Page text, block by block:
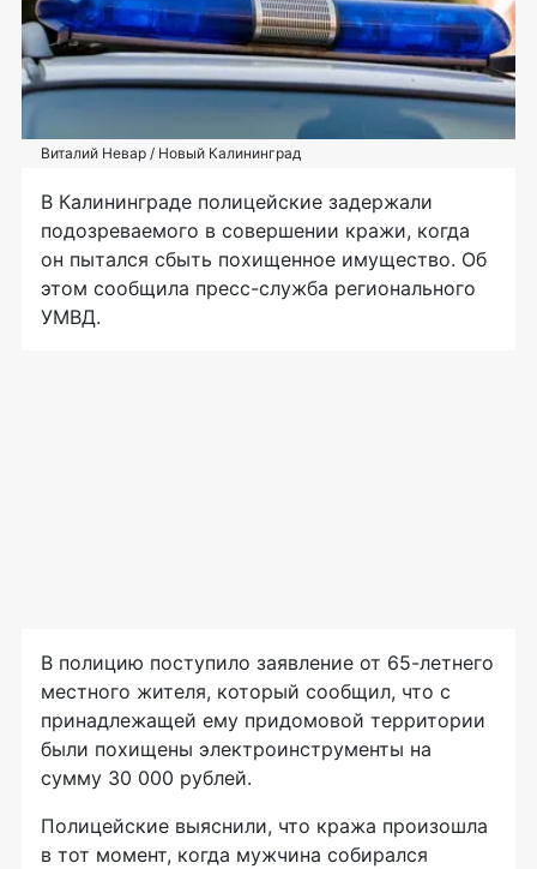
Виталий Невар / Новый Калининград
В Калининграде полицейские задержали
подозреваемого в совершении кражи, когда
он пытался сбыть похищенное имущество. Об
этом сообщила пресс-служба регионального
УМВД.
В полицию поступило заявление от 65-летнего
местного жителя, который сообщил, что с
принадлежащей ему придомовой территории
были похищены электроинструменты на
сумму 30 000 рублей.
Полицейские выяснили, что кража произошла
в тот момент, когда мужчина собирался